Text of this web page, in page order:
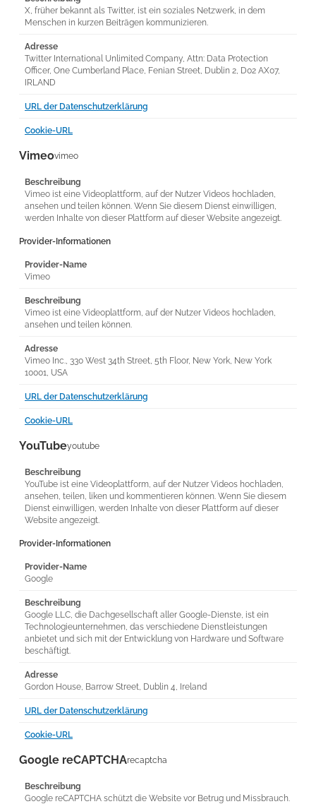
X, früher bekannt als Twitter, ist ein soziales Netzwerk, in dem
Menschen in kurzen Beiträgen kommunizieren.
Adresse
Twitter International Unlimited Company, Attn: Data Protection
Officer, One Cumberland Place, Fenian Street, Dublin 2, D02 AX07,
IRLAND
URL der Datenschutzerklärung
Cookie-URL
Vimeovimeo
Beschreibung
Vimeo ist eine Videoplattform, auf der Nutzer Videos hochladen,
ansehen und teilen können. Wenn Sie diesem Dienst einwilligen,
werden Inhalte von dieser Plattform auf dieser Website angezeigt.
Provider-Informationen
Provider-Name
Vimeo
Beschreibung
Vimeo ist eine Videoplattform, auf der Nutzer Videos hochladen,
ansehen und teilen können.
Adresse
Vimeo Inc., 330 West 34th Street, 5th Floor, New York, New York
10001, USA
URL der Datenschutzerklärung
Cookie-URL
YouTubeyoutube
Beschreibung
YouTube ist eine Videoplattform, auf der Nutzer Videos hochladen,
ansehen, teilen, liken und kommentieren können. Wenn Sie diesem
Dienst einwilligen, werden Inhalte von dieser Plattform auf dieser
Website angezeigt.
Provider-Informationen
Provider-Name
Google
Beschreibung
Google LLC, die Dachgesellschaft aller Google-Dienste, ist ein
Technologieunternehmen, das verschiedene Dienstleistungen
anbietet und sich mit der Entwicklung von Hardware und Software
beschäftigt.
Adresse
Gordon House, Barrow Street, Dublin 4, Ireland
URL der Datenschutzerklärung
Cookie-URL
Google reCAPTCHArecaptcha
Beschreibung
Google reCAPTCHA schützt die Website vor Betrug und Missbrauch.